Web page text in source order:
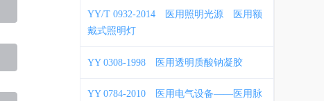
YY/T 0932-2014
医用照明光源 医用额
戴式照明灯
YY 0308-1998 医用透明质酸钠凝胶
YY 0784-2010
医用电气设备——医用脉